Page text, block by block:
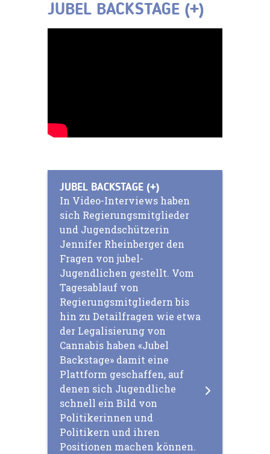
JUBEL BACKSTAGE (+)
JUBEL BACKSTAGE (+)
In Video-Interviews haben
sich Regierungsmitglieder
und Jugendschützerin
Jennifer Rheinberger den
Fragen von jubel-
Jugendlichen gestellt. Vom
Tagesablauf von
Regierungsmitgliedern bis
hin zu Detailfragen wie etwa
der Legalisierung von
Cannabis haben «Jubel
Backstage» damit eine
Plattform geschaffen, auf
denen sich Jugendliche
schnell ein Bild von
Politikerinnen und
Politikern und ihren
Positionen machen können.